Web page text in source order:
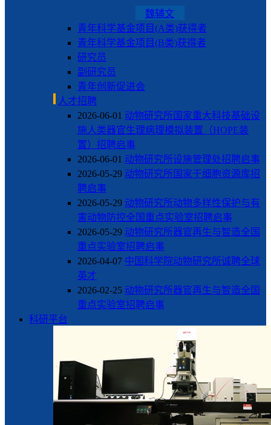
魏辅文
青年科学基金项目(A类)获得者
青年科学基金项目(B类)获得者
研究员
副研究员
青年创新促进会
人才招聘
2026-06-01 动物研究所国家重大科技基础设
施人类器官生理病理模拟装置（HOPE装
置）招聘启事
2026-06-01 动物研究所设施管理处招聘启事
2026-05-29 动物研究所国家干细胞资源库招
聘启事
2026-05-29 动物研究所动物多样性保护与有
害动物防控全国重点实验室招聘启事
2026-05-29 动物研究所器官再生与智造全国
重点实验室招聘启事
2026-04-07 中国科学院动物研究所诚聘全球
英才
2026-02-25 动物研究所器官再生与智造全国
重点实验室招聘启事
科研平台